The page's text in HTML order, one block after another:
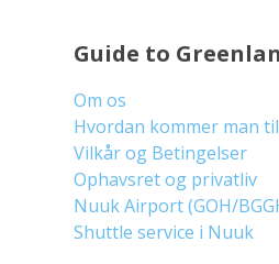
Guide to
Om os
Hvordan kommer man
Vilkår og Betingelser
Ophavsret og privatliv
Nuuk Airport (GOH/
Shuttle service i Nuuk